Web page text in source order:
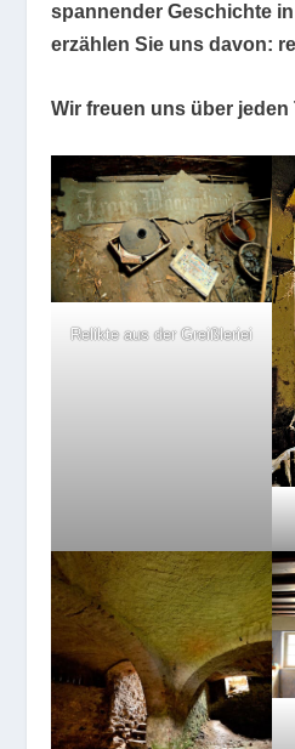
spannender Geschichte
erzählen Sie uns davon:
Wir freuen uns über jeden
Relikte aus der Greißleriei